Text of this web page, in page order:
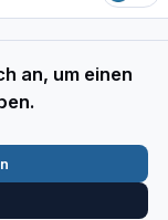
an, um einen